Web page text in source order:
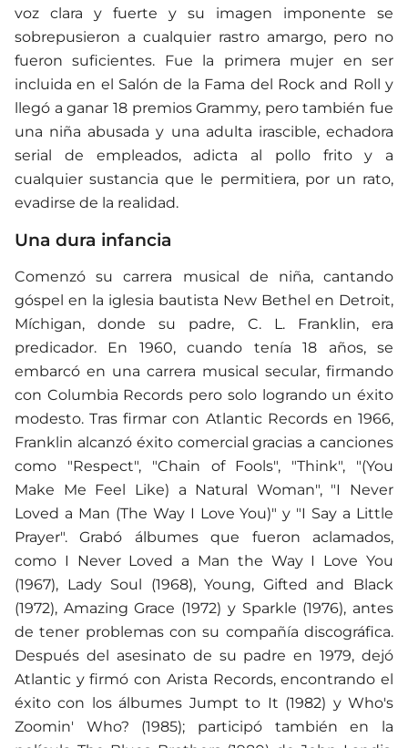
voz clara y fuerte y su imagen imponente se
sobrepusieron a cualquier rastro amargo, pero no
fueron suficientes. Fue la primera mujer en ser
incluida en el Salón de la Fama del Rock and Roll y
llegó a ganar 18 premios Grammy, pero también fue
una niña abusada y una adulta irascible, echadora
serial de empleados, adicta al pollo frito y a
cualquier sustancia que le permitiera, por un rato,
evadirse de la realidad.
Una dura infancia
Comenzó su carrera musical de niña, cantando
góspel en la iglesia bautista New Bethel en Detroit,
Míchigan, donde su padre, C. L. Franklin, era
predicador. En 1960, cuando tenía 18 años, se
embarcó en una carrera musical secular, firmando
con Columbia Records pero solo logrando un éxito
modesto. Tras firmar con Atlantic Records en 1966,
Franklin alcanzó éxito comercial gracias a canciones
como "Respect", "Chain of Fools", "Think", "(You
Make Me Feel Like) a Natural Woman", "I Never
Loved a Man (The Way I Love You)" y "I Say a Little
Prayer". Grabó álbumes que fueron aclamados,
como I Never Loved a Man the Way I Love You
(1967), Lady Soul (1968), Young, Gifted and Black
(1972), Amazing Grace (1972) y Sparkle (1976), antes
de tener problemas con su compañía discográfica.
Después del asesinato de su padre en 1979, dejó
Atlantic y firmó con Arista Records, encontrando el
éxito con los álbumes Jumpt to It (1982) y Who's
Zoomin' Who? (1985); participó también en la